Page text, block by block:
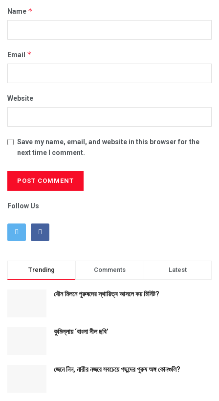
Name *
Email *
Website
Save my name, email, and website in this browser for the
next time I comment.
Follow Us
Trending Comments Latest
যৌন মিলনে পুরুষদের স্থায়িত্ব আসলে কয় মিনিট?
কুমিল্লায় ‘বাংলা নীল ছবি’
জেনে নিন, নারীর নজরে সবচেয়ে পছন্দের পুরুষ অঙ্গ কোনগুলি?